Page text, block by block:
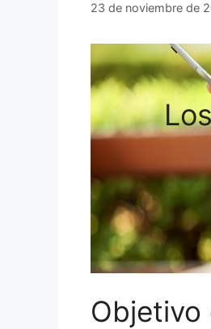
23 de noviembre de